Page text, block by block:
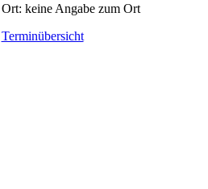
Ort: keine Angabe zum Ort
Terminübersicht